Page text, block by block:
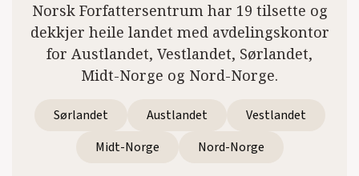
Norsk Forfattersentrum har 19 tilsette og
dekkjer heile landet med avdelingskontor
for Austlandet, Vestlandet, Sørlandet,
Midt-Norge og Nord-Norge.
Sørlandet Austlandet
Vestlandet
Midt-Norge
Nord-Norge